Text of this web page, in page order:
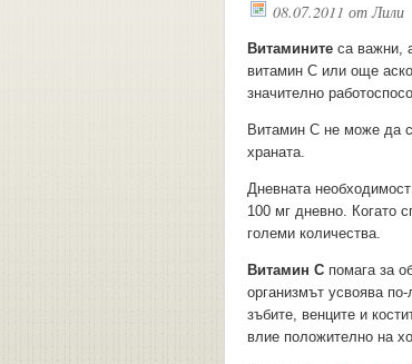
08.07.2011 отЛили
Витамините са важни,
витамин С или още
значително
Витамин С не може да
храната.
Дневната
100 мг дневно. Когато
големи количества.
Витамин С помага за
организмът усвоява
зъбите, венците и
влие положително на